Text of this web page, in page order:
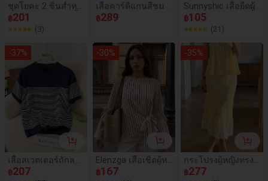
ชุดโยคะ 2 ชิ้นสำหรั
บผู้หญิง คอกลม สีน้ำ
ตาล ความยืดหยุ่นปา
นกลาง เสื้อบรากีฬา
และกางเกงเลกกิ้งเอ
วสูง เหมาะสำหรับฤดู
ใบไม้ร่วงและฤดูร้อน
฿201
(3)
เสื้อคาร์ดิแกนสีชมพู
สำหรับผู้หญิงแบบสบ
ายๆ ฤดูใบไม้ร่วง/ฤดู
อ ชายระบายสีเหลือง
ติดกระดุมด้านหน้า ก
ลับไปโรงเรียน
฿289
Sunnyshic เสื้อยืดผู้ห
ญิงสไตล์โรแมนติกแ
คชชวลอเนกประสง
ค์ ลายดอกไม้แพตช์เ
วิร์กหวานซ่อนเซ็กซี่
ดีไซน์ผูกเชือกพร้อม
โบว์ริบบิ้นถักเอกลัก
ษณ์ สไตล์พาสทอรัล
฿105
(21)
-37%
เสื้อสเวตเตอร์ถักลาย
ทางระบายอากาศบา
฿207
-30%
Elenzga เสื้อเชิ้ตผู้ห
ญิงแขนยาวบานคอก
฿167
-35%
กระโปรงผู้หญิงทรงเ
มอร์เมดความยาวกล
฿277